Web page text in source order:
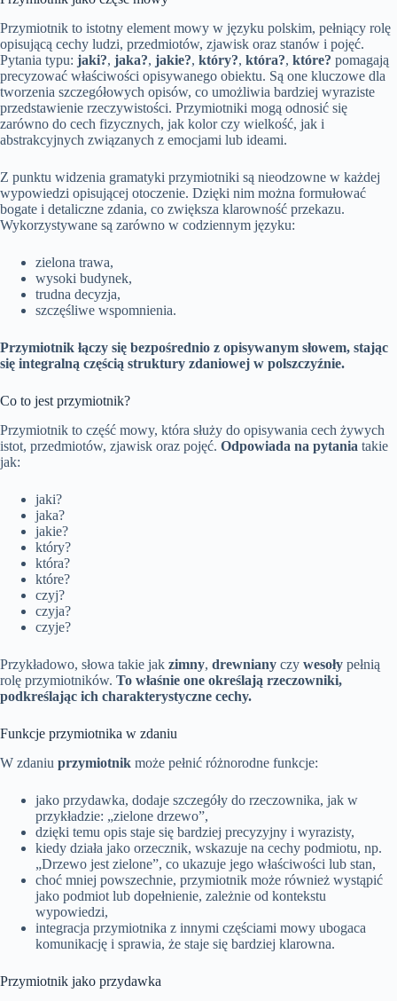
Przymiotnik to istotny element mowy w języku polskim, pełniący rolę
opisującą cechy ludzi, przedmiotów, zjawisk oraz stanów i pojęć.
Pytania typu: jaki?, jaka?, jakie?, który?, która?, które? pomagają
precyzować właściwości opisywanego obiektu. Są one kluczowe dla
tworzenia szczegółowych opisów, co umożliwia bardziej wyraziste
przedstawienie rzeczywistości. Przymiotniki mogą odnosić się
zarówno do cech fizycznych, jak kolor czy wielkość, jak i
abstrakcyjnych związanych z emocjami lub ideami.
Z punktu widzenia gramatyki przymiotniki są nieodzowne w każdej
wypowiedzi opisującej otoczenie. Dzięki nim można formułować
bogate i detaliczne zdania, co zwiększa klarowność przekazu.
Wykorzystywane są zarówno w codziennym języku:
zielona trawa,
wysoki budynek,
trudna decyzja,
szczęśliwe wspomnienia.
Przymiotnik łączy się bezpośrednio z opisywanym słowem, stając
się integralną częścią struktury zdaniowej w polszczyźnie.
Co to jest przymiotnik?
Przymiotnik to część mowy, która służy do opisywania cech żywych
istot, przedmiotów, zjawisk oraz pojęć. Odpowiada na pytania takie
jak:
jaki?
jaka?
jakie?
który?
która?
które?
czyj?
czyja?
czyje?
Przykładowo, słowa takie jak zimny, drewniany czy wesoły pełnią
rolę przymiotników. To właśnie one określają rzeczowniki,
podkreślając ich charakterystyczne cechy.
Funkcje przymiotnika w zdaniu
W zdaniu przymiotnik może pełnić różnorodne funkcje:
jako przydawka, dodaje szczegóły do rzeczownika, jak w
przykładzie: „zielone drzewo”,
dzięki temu opis staje się bardziej precyzyjny i wyrazisty,
kiedy działa jako orzecznik, wskazuje na cechy podmiotu, np.
„Drzewo jest zielone”, co ukazuje jego właściwości lub stan,
choć mniej powszechnie, przymiotnik może również wystąpić
jako podmiot lub dopełnienie, zależnie od kontekstu
wypowiedzi,
integracja przymiotnika z innymi częściami mowy ubogaca
komunikację i sprawia, że staje się bardziej klarowna.
Przymiotnik jako przydawka